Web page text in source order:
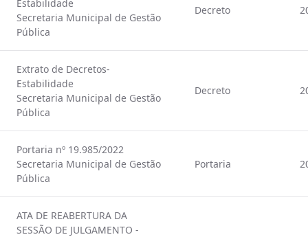
Estabilidade
Secretaria Municipal de Gestão
Pública
Decreto
Extrato de Decretos-
Estabilidade
Secretaria Municipal de Gestão
Pública
Decreto
Portaria nº 19.985/2022
Secretaria Municipal de Gestão
Pública
Portaria
ATA DE REABERTURA DA
SESSÃO DE JULGAMENTO -